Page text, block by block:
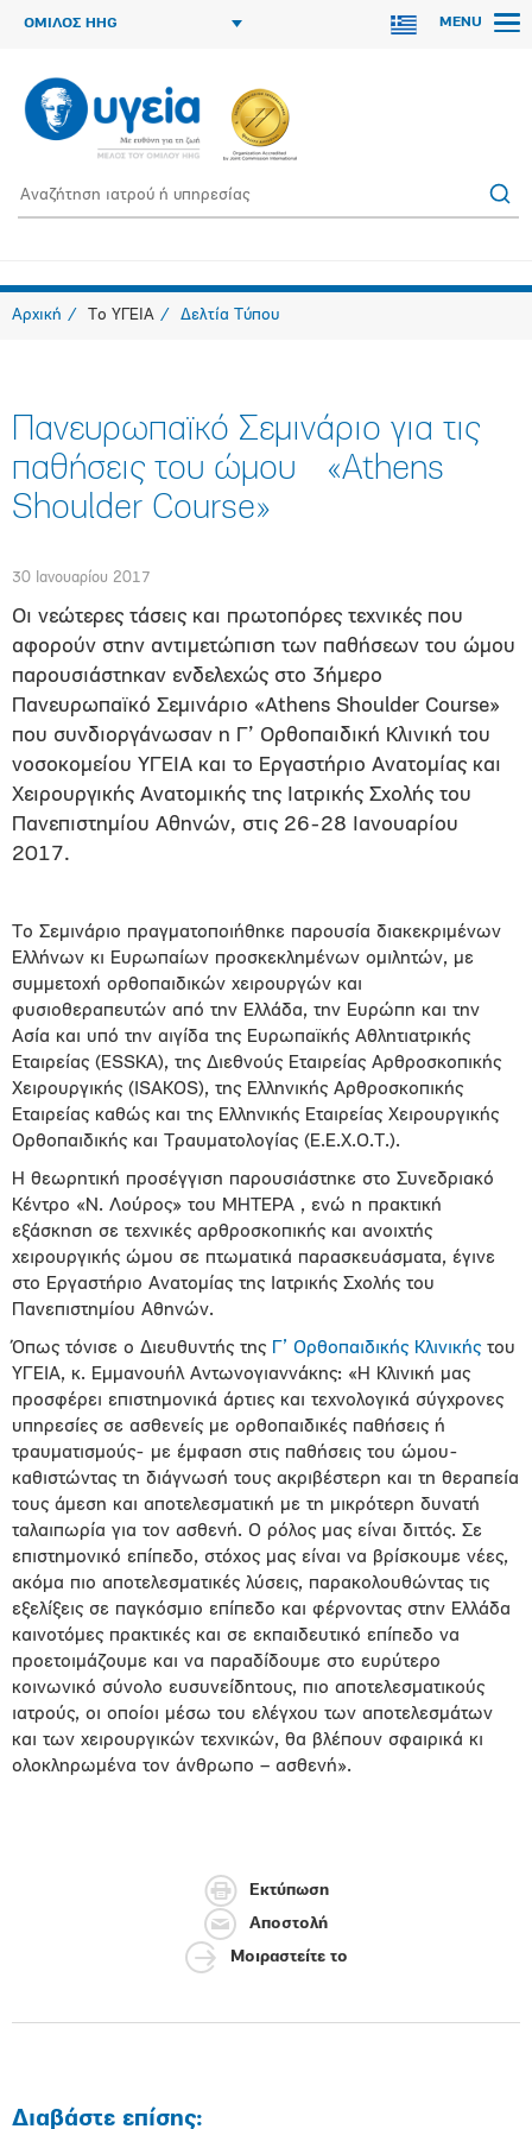
ΟΜΙΛΟΣ HHG MENU
Αρχική Το ΥΓΕΙΑ Δελτία Τύπου
Πανευρωπαϊκό Σεμινάριο για τις
παθήσεις του ώμου «Athens
Shoulder Course»
30 Ιανουαρίου 2017
Οι νεώτερες τάσεις και πρωτοπόρες τεχνικές που
αφορούν στην αντιμετώπιση των παθήσεων του ώμου
παρουσιάστηκαν ενδελεχώς στο 3ήμερο
Πανευρωπαϊκό Σεμινάριο «Athens Shoulder Course»
που συνδιοργάνωσαν η Γ’ Ορθοπαιδική Κλινική του
νοσοκομείου ΥΓΕΙΑ και το Εργαστήριο Ανατομίας και
Χειρουργικής Ανατομικής της Ιατρικής Σχολής του
Πανεπιστημίου Αθηνών, στις 26-28 Ιανουαρίου
2017.
Το Σεμινάριο πραγματοποιήθηκε παρουσία διακεκριμένων
Ελλήνων κι Ευρωπαίων προσκεκλημένων ομιλητών, με
συμμετοχή ορθοπαιδικών χειρουργών και
φυσιοθεραπευτών από την Ελλάδα, την Ευρώπη και την
Ασία και υπό την αιγίδα της Ευρωπαϊκής Αθλητιατρικής
Εταιρείας (ESSKA), της Διεθνούς Εταιρείας Αρθροσκοπικής
Χειρουργικής (ISAKOS), της Ελληνικής Αρθροσκοπικής
Εταιρείας καθώς και της Ελληνικής Εταιρείας Χειρουργικής
Ορθοπαιδικής και Τραυματολογίας (Ε.Ε.Χ.Ο.Τ.).
Η θεωρητική προσέγγιση παρουσιάστηκε στο Συνεδριακό
Κέντρο «Ν. Λούρος» του ΜΗΤΕΡΑ , ενώ η πρακτική
εξάσκηση σε τεχνικές αρθροσκοπικής και ανοιχτής
χειρουργικής ώμου σε πτωματικά παρασκευάσματα, έγινε
στο Εργαστήριο Ανατομίας της Ιατρικής Σχολής του
Πανεπιστημίου Αθηνών.
Όπως τόνισε ο Διευθυντής της Γ’ Ορθοπαιδικής Κλινικής του
ΥΓΕΙΑ, κ. Εμμανουήλ Αντωνογιαννάκης: «Η Κλινική μας
προσφέρει επιστημονικά άρτιες και τεχνολογικά σύγχρονες
υπηρεσίες σε ασθενείς με ορθοπαιδικές παθήσεις ή
τραυματισμούς- με έμφαση στις παθήσεις του ώμου-
καθιστώντας τη διάγνωσή τους ακριβέστερη και τη θεραπεία
τους άμεση και αποτελεσματική με τη μικρότερη δυνατή
ταλαιπωρία για τον ασθενή. Ο ρόλος μας είναι διττός. Σε
επιστημονικό επίπεδο, στόχος μας είναι να βρίσκουμε νέες,
ακόμα πιο αποτελεσματικές λύσεις, παρακολουθώντας τις
εξελίξεις σε παγκόσμιο επίπεδο και φέρνοντας στην Ελλάδα
καινοτόμες πρακτικές και σε εκπαιδευτικό επίπεδο να
προετοιμάζουμε και να παραδίδουμε στο ευρύτερο
κοινωνικό σύνολο ευσυνείδητους, πιο αποτελεσματικούς
ιατρούς, οι οποίοι μέσω του ελέγχου των αποτελεσμάτων
και των χειρουργικών τεχνικών, θα βλέπουν σφαιρικά κι
ολοκληρωμένα τον άνθρωπο – ασθενή».
Εκτύπωση
Αποστολή
Μοιραστείτε το
Διαβάστε επίσης: